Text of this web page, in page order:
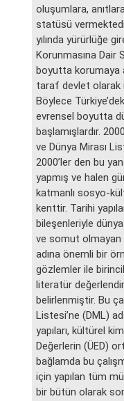
oluşumlara,
statüsü
yılında yürürlüğe
Korunmasına Dair
boyutta korumaya
taraf devlet olarak
Böylece
evrensel boyutta
başlamışlardır.
ve Dünya Mirası
2000’ler den bu
yapmış ve halen
katmanlı sosyo-
kenttir. Tarihi
bileşenleriyle
ve somut olmayan
adına önemli bir
gözlemler ile
literatür
belirlenmiştir. Bu
Listesi’ne (DML)
yapıları, kültürel
Değerlerin (ÜED)
bağlamda bu
için yapılan tüm
bir bütün olarak